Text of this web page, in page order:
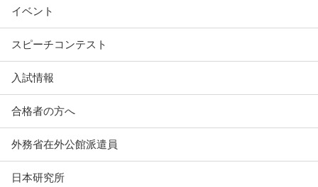
イベント
スピーチコンテスト
入試情報
合格者の方へ
外務省在外公館派遣員
日本研究所